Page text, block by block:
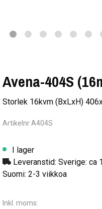
Avena-404S
Storlek 16kvm (BxLxH)
Artikelnr A404S
I lager
Leveranstid: Sverige: ca
Suomi: 2-3 viikkoa
Inkl. moms: